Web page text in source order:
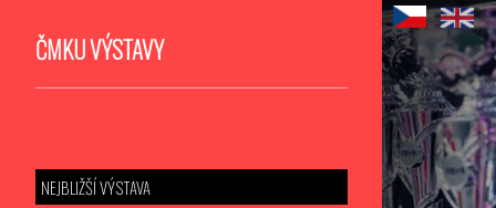
ČMKU VÝSTAVY
NEJBLIŽŠÍ VÝSTAVA